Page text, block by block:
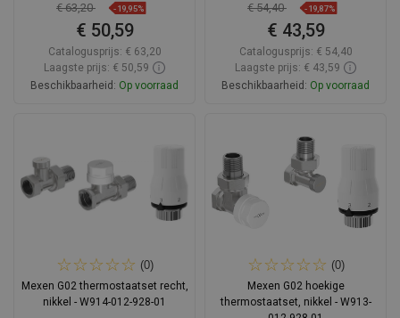
€ 63,20 -19,95%
€ 50,59
Catalogusprijs: € 63,20
Laagste prijs: € 50,59
Beschikbaarheid: Op voorraad
€ 54,40 -19,87%
€ 43,59
Catalogusprijs: € 54,40
Laagste prijs: € 43,59
Beschikbaarheid: Op voorraad
favorite_border
(0)
Mexen G02 thermostaatset recht,
nikkel - W914-012-928-01
(0)
Mexen G02 hoekige
thermostaatset, nikkel - W913-